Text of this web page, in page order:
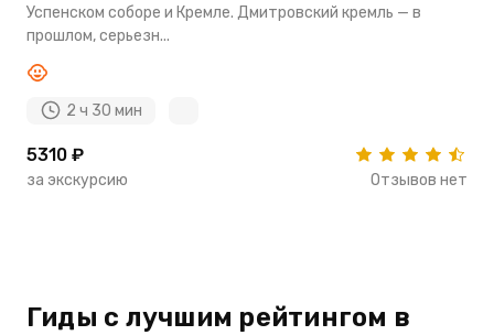
Успенском соборе и Кремле. Дмитровский кремль — в
прошлом, серьезн...
2 ч 30 мин
5310 ₽
за экскурсию Отзывов нет
Гиды с лучшим рейтингом в